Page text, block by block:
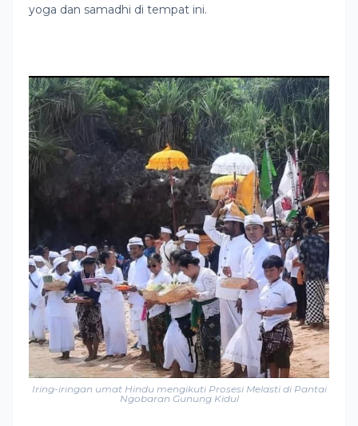
yoga dan samadhi di tempat ini.
Iring-iringan umat Hindu mengikuti Prosesi Melasti di Pantai
Ngobaran Gunung Kidul